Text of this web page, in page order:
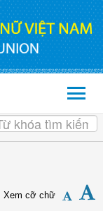
tác Hội và phong
Xem cỡ chữ